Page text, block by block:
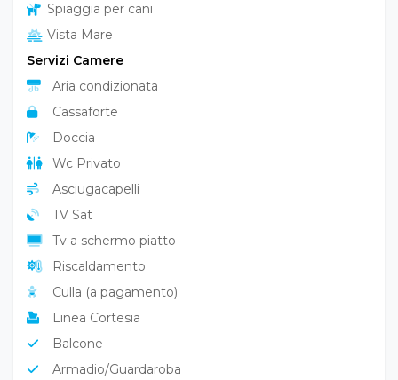
Spiaggia per cani
Vista Mare
Servizi Camere
Aria condizionata
Cassaforte
Doccia
Wc Privato
Asciugacapelli
TV Sat
Tv a schermo piatto
Riscaldamento
Culla (a pagamento)
Linea Cortesia
Balcone
Armadio/Guardaroba